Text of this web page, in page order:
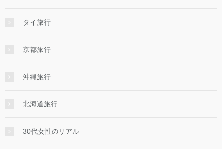
タイ旅行
京都旅行
沖縄旅行
北海道旅行
30代女性のリアル